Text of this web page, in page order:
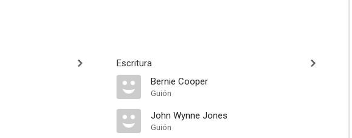
Escritura
Bernie Cooper
Guión
John Wynne Jones
Guión